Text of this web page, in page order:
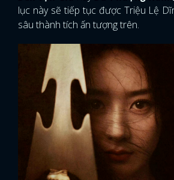
lục này sẽ tiếp tục được Triệu Lệ
sâu thành tích ấn tượng trên.